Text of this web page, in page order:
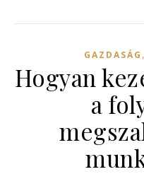
GAZDASÁG ,
Hogyan
a